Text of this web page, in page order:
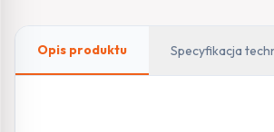
Opis produktu Specyfikacja